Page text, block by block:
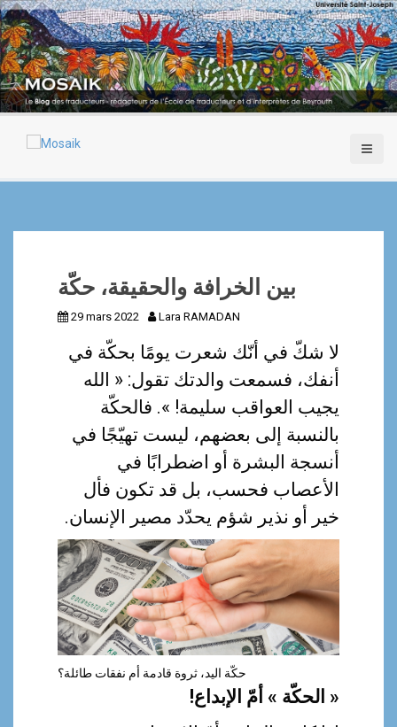
A
l
l
e
r
a
بين الخرافة والحقيقة، حكّة
29 mars 2022 Lara RAMADAN
لا شكّ في أنّك شعرت يومًا بحكّة في
أنفك، فسمعت والدتك تقول: « الله
يجيب العواقب سليمة! ». فالحكّة
بالنسبة إلى بعضهم، ليست تهيّجًا في
أنسجة البشرة أو اضطرابًا في
الأعصاب فحسب، بل قد تكون فأل
خير أو نذير شؤم يحدّد مصير الإنسان.
حكّة اليد، ثروة قادمة أم نفقات طائلة؟
« الحكّة » أمّ الإبداع!